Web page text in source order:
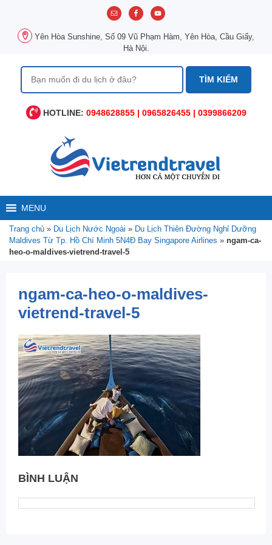
Yên Hòa Sunshine, Số 09 Vũ Phạm Hàm, Yên Hòa, Cầu Giấy,
Hà Nội.
Tìm
kiếm
HOTLINE: 0948628855 | 0965826455 | 0399866209
MENU
Trang chủ » Du Lịch Nước Ngoài » Du Lịch Thiên Đường Nghỉ Dưỡng
Maldives Từ Tp. Hồ Chí Minh 5N4Đ Bay Singapore Airlines » ngam-ca-
heo-o-maldives-vietrend-travel-5
ngam-ca-heo-o-maldives-
vietrend-travel-5
BÌNH LUẬN